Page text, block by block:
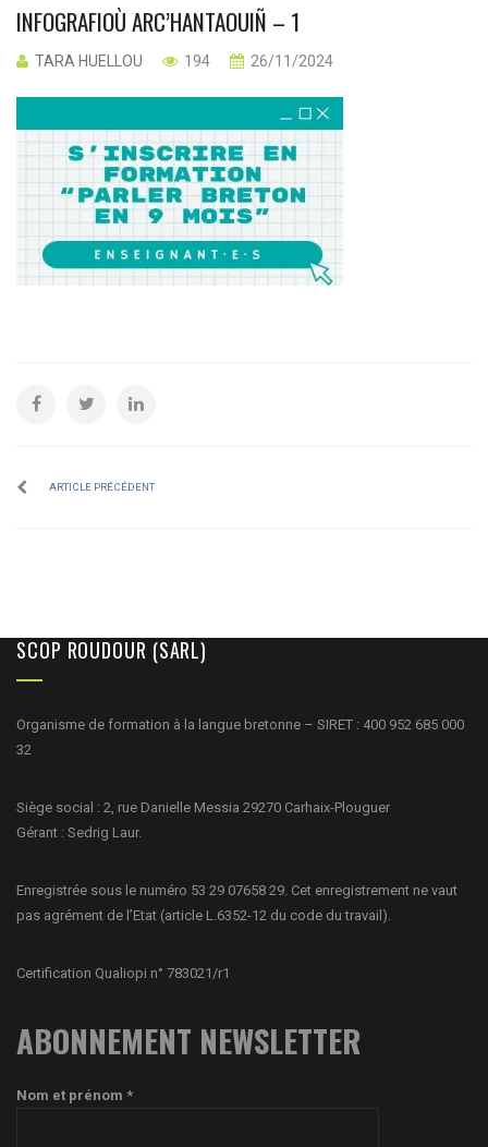
INFOGRAFIOÙ ARC’HANTAOUIÑ – 1
TARA HUELLOU 194 26/11/2024
ARTICLE PRÉCÉDENT
SCOP ROUDOUR (SARL)
Organisme de formation à la langue bretonne – SIRET : 400 952 685 000
32
Siège social : 2, rue Danielle Messia 29270 Carhaix-Plouguer
Gérant : Sedrig Laur.
Enregistrée sous le numéro 53 29 07658 29. Cet enregistrement ne vaut
pas agrément de l’Etat (article L.6352-12 du code du travail).
Certification Qualiopi n° 783021/r1
ABONNEMENT NEWSLETTER
Nom et prénom *